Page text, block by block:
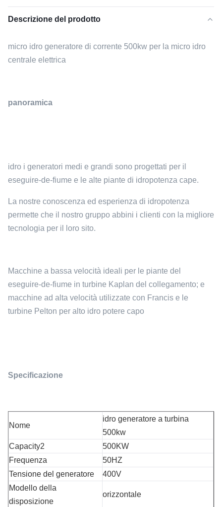
Descrizione del prodotto
micro idro generatore di corrente 500kw per la micro idro
centrale elettrica
panoramica
idro i generatori medi e grandi sono progettati per il
eseguire-de-fiume e le alte piante di idropotenza cape.
La nostre conoscenza ed esperienza di idropotenza
permette che il nostro gruppo abbini i clienti con la migliore
tecnologia per il loro sito.
Macchine a bassa velocità ideali per le piante del
eseguire-de-fiume in turbine Kaplan del collegamento; e
macchine ad alta velocità utilizzate con Francis e le
turbine Pelton per alto idro potere capo
Specificazione
Nome
idro generatore a turbina
500kw
Capacity2
500KW
Frequenza
50HZ
Tensione del generatore
400V
Modello della
disposizione
orizzontale